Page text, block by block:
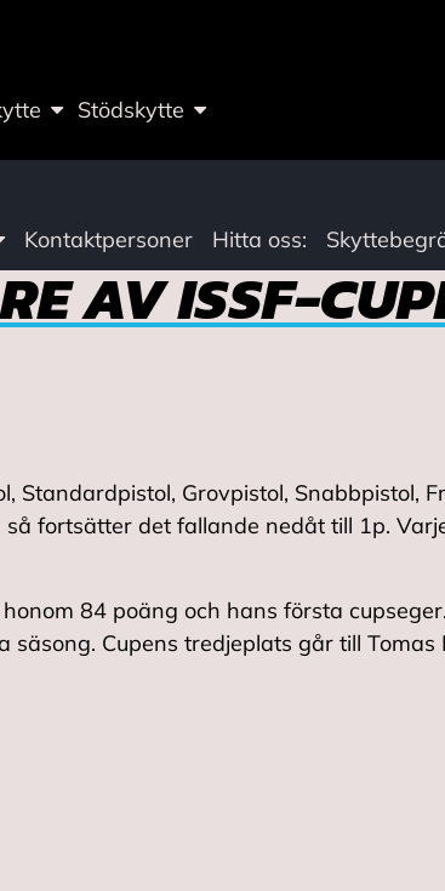
Stödskytte
Kontaktpersoner Hitta oss:
AV ISSF-
Grovpistol, Snabbpistol,
fortsätter det fallande nedåt till 1p.
84 poäng och hans första
Cupens tredjeplats går till Tomas